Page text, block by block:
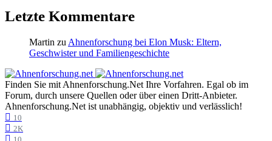
Letzte Kommentare
Martin zuAhnenforschung bei Elon Musk: Eltern,
Geschwister und Familiengeschichte
Finden Sie mit Ahnenforschung.Net Ihre Vorfahren. Egal ob im
Forum, durch unsere Quellen oder über einen Dritt-Anbieter.
Ahnenforschung.Net ist unabhängig, objektiv und verlässlich!
10
2K